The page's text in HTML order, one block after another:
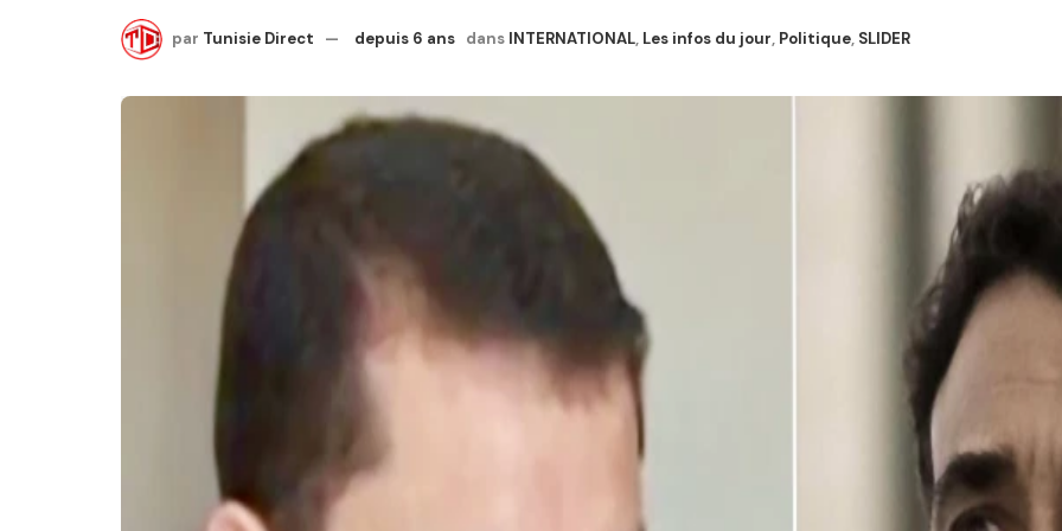
par Tunisie Direct depuis 6 ans dans INTERNATIONAL, Les infos du jour, Politique, SLIDER